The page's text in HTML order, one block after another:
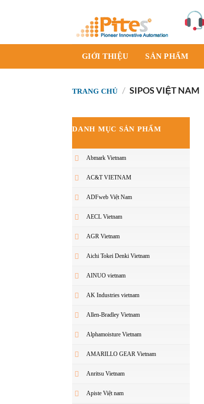
dung
GIỚI THIỆU SẢN PHẨM
TRANG CHỦ / SIPOS VIỆT NAM
DANH MỤC SẢN PHẨM
Abmark Vietnam
AC&T VIETNAM
ADFweb Việt Nam
AECL Vietnam
AGR Vietnam
Aichi Tokei Denki Vietnam
AINUO vietnam
AK Industries vietnam
Allen-Bradley Vietnam
Alphamoisture Vietnam
AMARILLO GEAR Vietnam
Anritsu Vietnam
Apiste Việt nam